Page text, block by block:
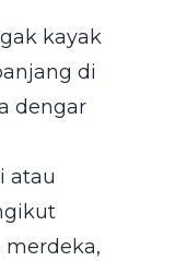
kayak
di
dengar
atau